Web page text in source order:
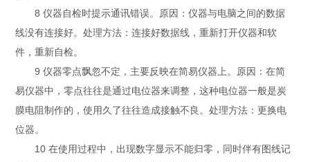
8 仪器自检时提示通讯错误。原因：仪器与电脑之间的数据
线没有连接好。处理方法：连接好数据线，重新打开仪器和软
件，重新自检。
9 仪器零点飘忽不定，主要反映在简易仪器上。原因：在简
易仪器中，零点往往是通过电位器来调整，这种电位器一般是炭
膜电阻制作的，使用久了往往造成接触不良。处理方法：更换电
位器。
10 在使用过程中，出现数字显示不能归零，同时伴有图线记